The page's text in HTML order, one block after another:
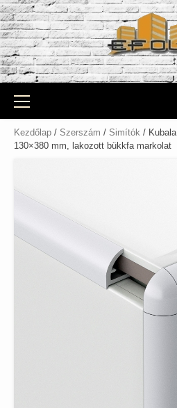
Skip
to
content
Primary
Menu
Kezdőlap / Szerszám / Simítók /
130×380 mm, lakozott bükkfa markolat